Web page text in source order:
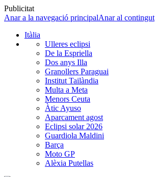
Publicitat
Anar a la navegació principalAnar al contingut
Itàlia
Ulleres eclipsi
De la Espriella
Dos anys Illa
Granollers Paraguai
Institut Tailàndia
Multa a Meta
Menors Ceuta
Àtic Ayuso
Aparcament agost
Eclipsi solar 2026
Guardiola Maldini
Barça
Moto GP
Alèxia Putellas